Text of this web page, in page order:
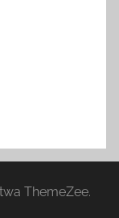
ThemeZee.